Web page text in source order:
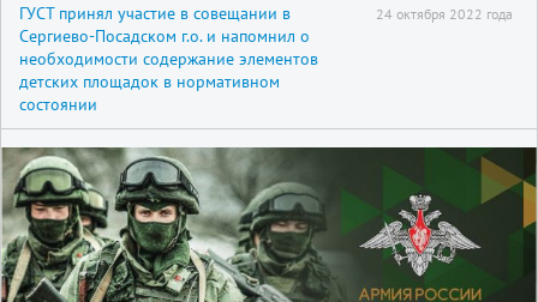
ГУСТ принял участие в совещании в
Сергиево-Посадском г.о. и напомнил о
необходимости содержание элементов
детских площадок в нормативном
состоянии
24 октября 2022 года